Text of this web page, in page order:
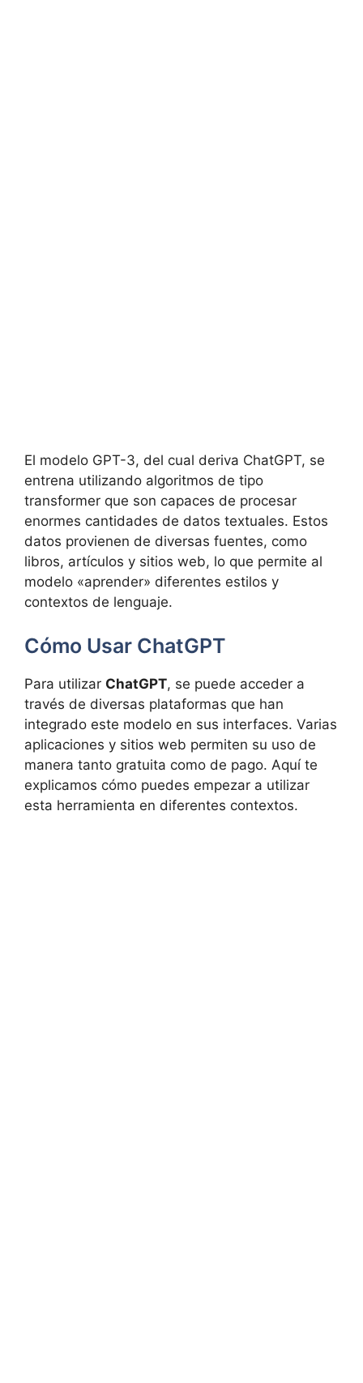
El modelo GPT-3, del cual deriva ChatGPT, se
entrena utilizando algoritmos de tipo
transformer que son capaces de procesar
enormes cantidades de datos textuales. Estos
datos provienen de diversas fuentes, como
libros, artículos y sitios web, lo que permite al
modelo «aprender» diferentes estilos y
contextos de lenguaje.
Cómo Usar ChatGPT
Para utilizar ChatGPT, se puede acceder a
través de diversas plataformas que han
integrado este modelo en sus interfaces. Varias
aplicaciones y sitios web permiten su uso de
manera tanto gratuita como de pago. Aquí te
explicamos cómo puedes empezar a utilizar
esta herramienta en diferentes contextos.